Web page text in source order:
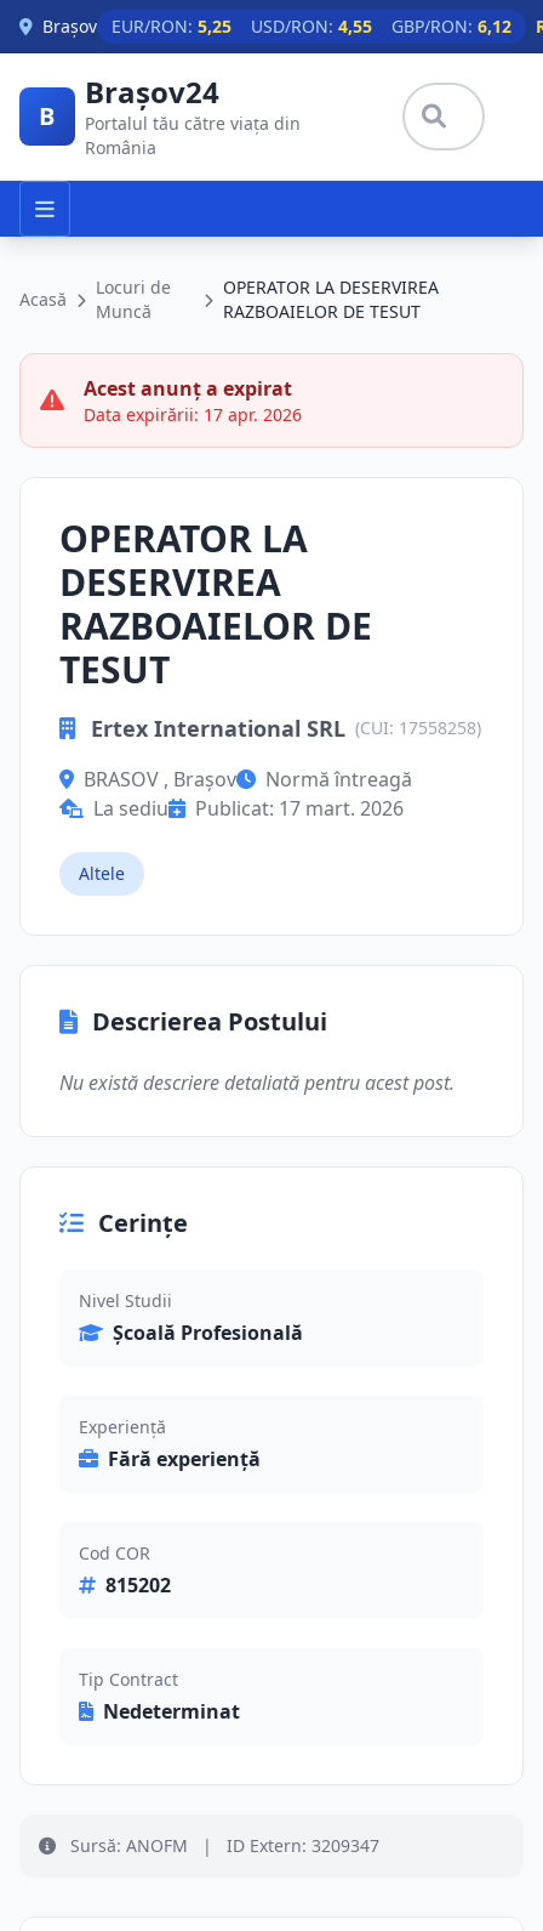
Skip to main content
Brașov EUR/RON: 5,25 USD/RON: 4,55 GBP/RON: 6,12
B
Brașov24
Portalul tău către viața din
România
Acasă
Locuri de
Muncă
OPERATOR LA DESERVIREA
RAZBOAIELOR DE TESUT
Acest anunț a expirat
Data expirării: 17 apr. 2026
OPERATOR LA
DESERVIREA
RAZBOAIELOR DE
TESUT
Ertex International SRL (CUI: 17558258)
BRASOV , Brașov
Normă întreagă
La sediu
Publicat: 17 mart. 2026
Altele
Descrierea Postului
Nu există descriere detaliată pentru acest post.
Cerințe
Nivel Studii
Școală Profesională
Experiență
Fără experiență
Cod COR
815202
Tip Contract
Nedeterminat
Sursă: ANOFM | ID Extern: 3209347